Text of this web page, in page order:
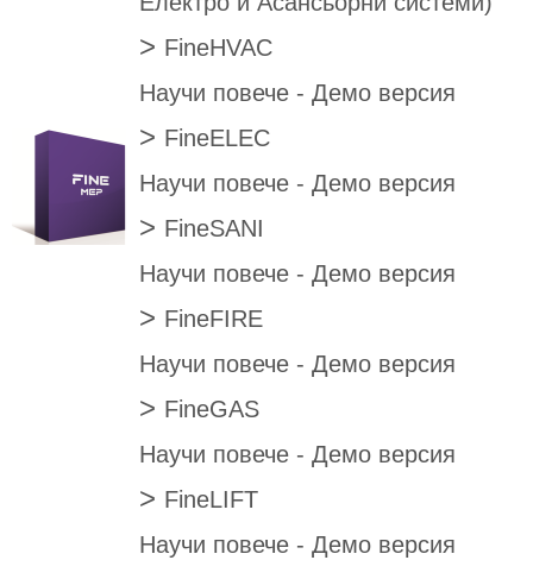
> FineHVAC
Научи повече - Демо версия
> FineELEC
Научи повече - Демо версия
> FineSANI
Научи повече - Демо версия
> FineFIRE
Научи повече - Демо версия
> FineGAS
Научи повече - Демо версия
> FineLIFT
Научи повече - Демо версия